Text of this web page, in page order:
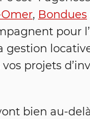
, Bondues
pour
gestion
projets
bien au-